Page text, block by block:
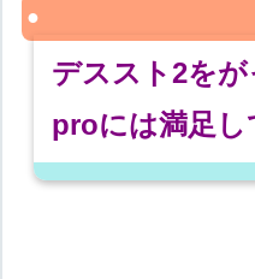
デススト2を
proには満足し